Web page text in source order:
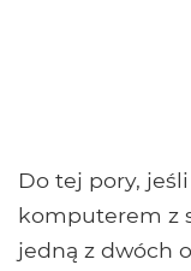
Do tej pory,
komputerem z
jedną z dwóch